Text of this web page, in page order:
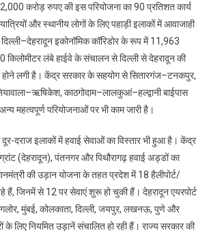
करोड़ रुपए की इस परियोजना का 90 प्रतिशत कार्य
और स्थानीय लोगों के लिए पहाड़ी इलाकों में आवाजाही
इकोनॉमिक कॉरिडोर के रूप में 11,963
किलोमीटर लंबे हाईवे के संचालन से दिल्ली से देहरादून की
होने लगी है। केंद्र सरकार के सहयोग से सितारगंज–टनकपुर,
काठगोदाम–लालकुआं–हल्द्वानी बाईपास
महत्वपूर्ण परियोजनाओं पर भी काम जारी है।
दराज इलाकों में हवाई सेवाओं का विस्तार भी हुआ है। केंद्र
(देहरादून), पंतनगर और पिथौरागढ़ हवाई अड्डों का
की उड़ान योजना के तहत प्रदेश में 18 हैलीपोर्ट/
हैं, जिनमें से 12 पर सेवाएं शुरू हो चुकी हैं। देहरादून एयरपोर्ट
मुंबई, कोलकाता, दिल्ली, जयपुर, लखनऊ, पुणे और
नियमित उड़ानें संचालित हो रही हैं। राज्य सरकार की